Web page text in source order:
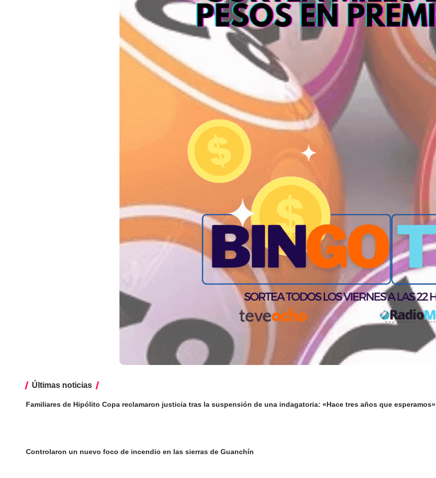
Últimas noticias
Familiares de Hipólito Copa reclamaron justicia tras la suspensión de una indagatoria: «Hace tres años que esperamos»
Controlaron un nuevo foco de incendio en las sierras de Guanchín